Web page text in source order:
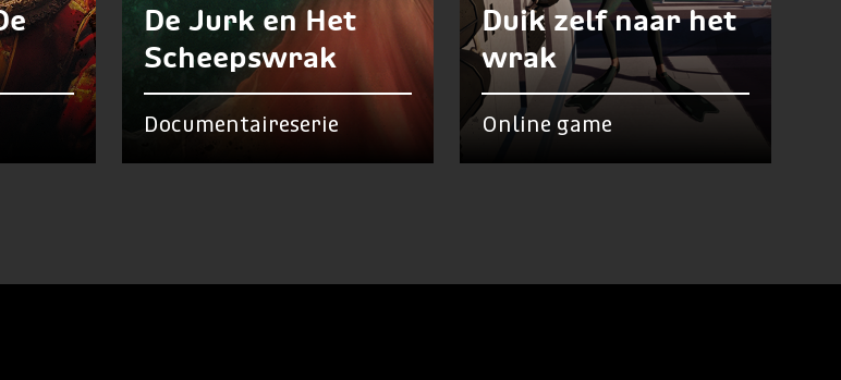
De Jurk en Het
Scheepswrak
Documentaireserie
Duik zelf naar het
wrak
Online game